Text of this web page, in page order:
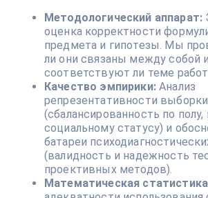
Методологический аппарат:
оценка корректности
предмета и гипотезы. Мы
ли они связаны между собой и
соответствуют ли теме
Качество эмпирики:Анализ
репрезентативности выборки
(сбалансированность по полу,
социальному статусу) и
батареи
(валидность и надежность
проективных методов).
Математическая